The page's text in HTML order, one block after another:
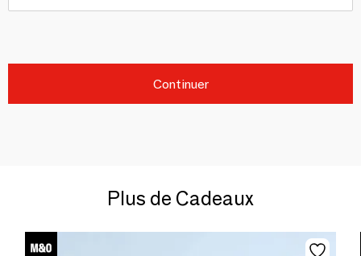
Continuer
Plus de Cadeaux